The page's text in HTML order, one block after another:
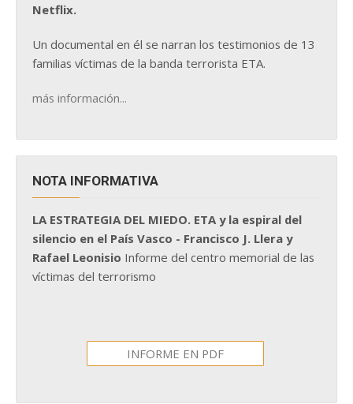
Netflix.
Un documental en él se narran los testimonios de 13
familias víctimas de la banda terrorista ETA.
más información...
NOTA INFORMATIVA
LA ESTRATEGIA DEL MIEDO. ETA y la espiral del
silencio en el País Vasco - Francisco J. Llera y
Rafael Leonisio Informe del centro memorial de las
víctimas del terrorismo
INFORME EN PDF